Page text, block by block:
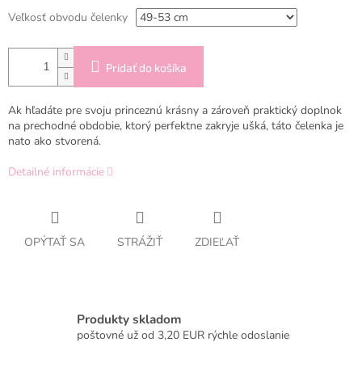
Veľkosť obvodu čelenky
Pridať do košíka
Ak hľadáte pre svoju princeznú krásny a zároveň praktický doplnok
na prechodné obdobie, ktorý perfektne zakryje ušká, táto čelenka je
nato ako stvorená.
Detailné informácie
OPÝTAŤ SA STRÁŽIŤ ZDIEĽAŤ
Produkty skladom
poštovné už od 3,20 EUR rýchle odoslanie